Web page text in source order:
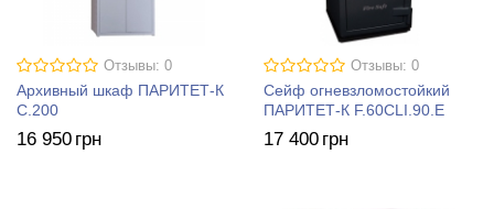
Отзывы: 0
Архивный шкаф ПАРИТЕТ-К
C.200
16 950 грн
Отзывы: 0
Сейф огневзломостойкий
ПАРИТЕТ-К F.60CLI.90.E
17 400 грн